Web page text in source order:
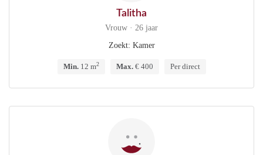
Talitha
Vrouw · 26 jaar
Zoekt: Kamer
Min.12 m2 Max.€ 400 Per direct